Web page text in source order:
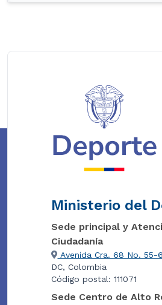
Ministerio del
Sede principal y
Ciudadanía
Avenida Cra. 68 No. 55-
DC, Colombia
Código postal: 111071
Sede Centro de Alto